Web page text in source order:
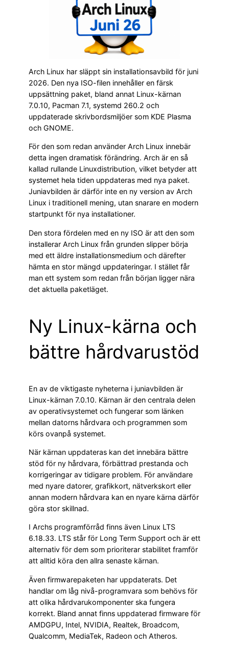
Arch Linux har släppt sin installationsavbild för juni
2026. Den nya ISO-filen innehåller en färsk
uppsättning paket, bland annat Linux-kärnan
7.0.10, Pacman 7.1, systemd 260.2 och
uppdaterade skrivbordsmiljöer som KDE Plasma
och GNOME.
För den som redan använder Arch Linux innebär
detta ingen dramatisk förändring. Arch är en så
kallad rullande Linuxdistribution, vilket betyder att
systemet hela tiden uppdateras med nya paket.
Juniavbilden är därför inte en ny version av Arch
Linux i traditionell mening, utan snarare en modern
startpunkt för nya installationer.
Den stora fördelen med en ny ISO är att den som
installerar Arch Linux från grunden slipper börja
med ett äldre installationsmedium och därefter
hämta en stor mängd uppdateringar. I stället får
man ett system som redan från början ligger nära
det aktuella paketläget.
Ny Linux-kärna och
bättre hårdvarustöd
En av de viktigaste nyheterna i juniavbilden är
Linux-kärnan 7.0.10. Kärnan är den centrala delen
av operativsystemet och fungerar som länken
mellan datorns hårdvara och programmen som
körs ovanpå systemet.
När kärnan uppdateras kan det innebära bättre
stöd för ny hårdvara, förbättrad prestanda och
korrigeringar av tidigare problem. För användare
med nyare datorer, grafikkort, nätverkskort eller
annan modern hårdvara kan en nyare kärna därför
göra stor skillnad.
I Archs programförråd finns även Linux LTS
6.18.33. LTS står för Long Term Support och är ett
alternativ för dem som prioriterar stabilitet framför
att alltid köra den allra senaste kärnan.
Även firmwarepaketen har uppdaterats. Det
handlar om låg nivå-programvara som behövs för
att olika hårdvarukomponenter ska fungera
korrekt. Bland annat finns uppdaterad firmware för
AMDGPU, Intel, NVIDIA, Realtek, Broadcom,
Qualcomm, MediaTek, Radeon och Atheros.